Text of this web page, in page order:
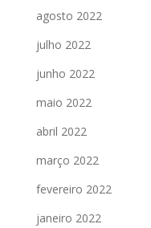
agosto 2022
julho 2022
junho 2022
maio 2022
abril 2022
março 2022
fevereiro 2022
janeiro 2022